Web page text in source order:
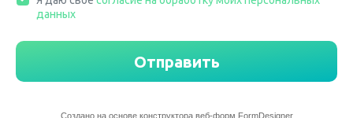
данных
Отправить
Создано на основе конструктора веб-форм FormDesigner